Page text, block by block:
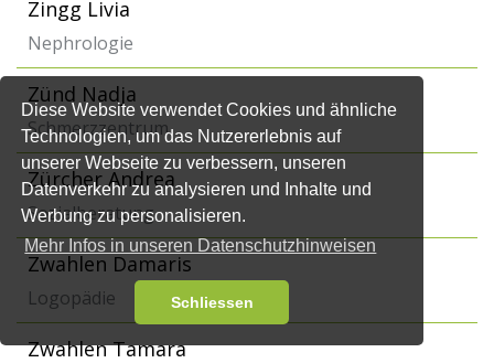
Diese Website verwendet Cookies und ähnliche
Technologien, um das Nutzererlebnis auf
unserer Webseite zu verbessern, unseren
Datenverkehr zu analysieren und Inhalte und
Werbung zu personalisieren.
Mehr Infos in unseren Datenschutzhinweisen
Schliessen
Zingg Livia
Nephrologie
Zünd Nadja
Schmerzzentrum
Zürcher Andrea
Sozialberatung
Zwahlen Damaris
Logopädie
Zwahlen Tamara